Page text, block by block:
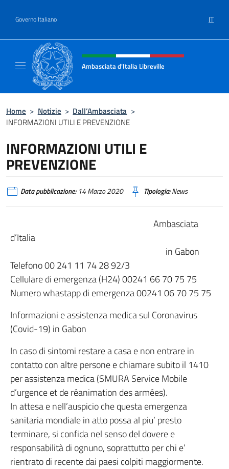
Governo Italiano IT
Intestazione sito, social e menù
Ambasciata d'Italia Libreville
Home > Notizie > Dall’Ambasciata >
INFORMAZIONI UTILI E PREVENZIONE
INFORMAZIONI UTILI E
PREVENZIONE
Data pubblicazione:14 Marzo 2020 Tipologia:News
Ambasciata
d’Italia
in Gabon
Telefono 00 241 11 74 28 92/3
Cellulare di emergenza (H24) 00241 66 70 75 75
Numero whastapp di emergenza 00241 06 70 75 75
Informazioni e assistenza medica sul Coronavirus
(Covid-19) in Gabon
In caso di sintomi restare a casa e non entrare in
contatto con altre persone e chiamare subito il 1410
per assistenza medica (SMURA Service Mobile
d’urgence et de réanimation des armées).
In attesa e nell’auspicio che questa emergenza
sanitaria mondiale in atto possa al piu’ presto
terminare, si confida nel senso del dovere e
responsabilità di ognuno, soprattutto per chi e’
rientrato di recente dai paesi colpiti maggiormente.